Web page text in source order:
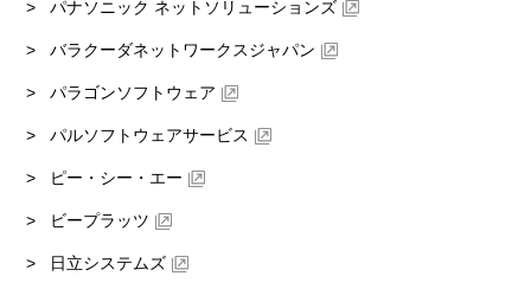
パナソニック ネットソリューションズ
バラクーダネットワークスジャパン
パラゴンソフトウェア
パルソフトウェアサービス
ピー・シー・エー
ビープラッツ
日立システムズ